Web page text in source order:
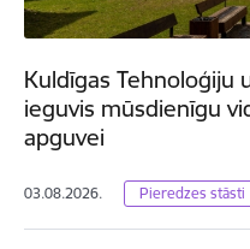
Kuldīgas Tehnoloģiju
ieguvis mūsdienīgu
apguvei
03.08.2026. Pieredzes stāsti